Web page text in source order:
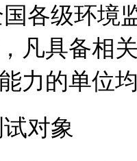
各级环境
凡具备相
力的单位
对象